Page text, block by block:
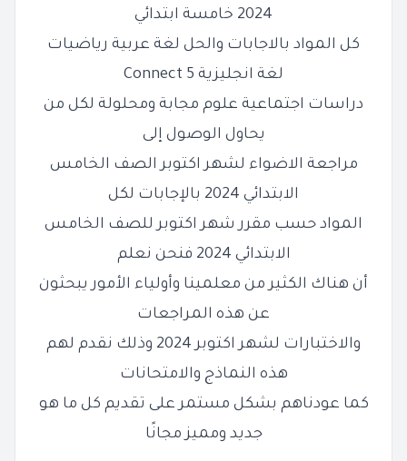
2024 خامسة ابتدائي
كل المواد بالاجابات والحل لغة عربية رياضيات
لغة انجليزية Connect 5
دراسات اجتماعية علوم مجابة ومحلولة لكل من
يحاول الوصول إلى
مراجعة الاضواء لشهر اكتوبر الصف الخامس
الابتدائي 2024 بالإجابات لكل
المواد حسب مقرر شهر اكتوبر للصف الخامس
الابتدائي 2024 فنحن نعلم
أن هناك الكثير من معلمينا وأولياء الأمور يبحثون
عن هذه المراجعات
والاختبارات لشهر اكتوبر 2024 وذلك نقدم لهم
هذه النماذج والامتحانات
كما عودناهم بشكل مستمر على تقديم كل ما هو
جديد ومميز مجانًا